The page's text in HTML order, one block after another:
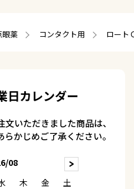
眼薬 コンタクト用 ロート
日カレンダー
いただきました商品は、
かじめご了承ください。
08
木 金
土